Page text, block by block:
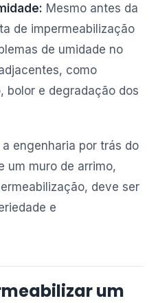
Mesmo antes da
de impermeabilização
de umidade no
como
bolor e degradação dos
engenharia por trás do
um muro de arrimo,
deve ser
e
um